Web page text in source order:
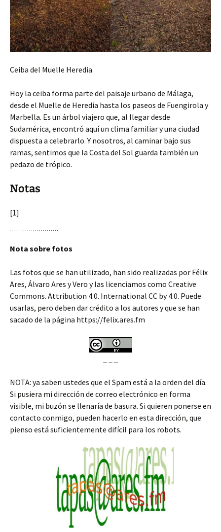
Ceiba del Muelle Heredia.
Hoy la ceiba forma parte del paisaje urbano de Málaga,
desde el Muelle de Heredia hasta los paseos de Fuengirola y
Marbella. Es un árbol viajero que, al llegar desde
Sudamérica, encontró aquí un clima familiar y una ciudad
dispuesta a celebrarlo. Y nosotros, al caminar bajo sus
ramas, sentimos que la Costa del Sol guarda también un
pedazo de trópico.
Notas
[1]
Nota sobre fotos
Las fotos que se han utilizado, han sido realizadas por Félix
Ares, Álvaro Ares y Vero y las licenciamos como Creative
Commons. Attribution 4.0. International CC by 4.0. Puede
usarlas, pero deben dar crédito a los autores y que se han
sacado de la página https://felix.ares.fm
NOTA: ya saben ustedes que el Spam está a la orden del día.
Si pusiera mi dirección de correo electrónico en forma
visible, mi buzón se llenaría de basura. Si quieren ponerse en
contacto conmigo, pueden hacerlo en esta dirección, que
pienso está suficientemente difícil para los robots.